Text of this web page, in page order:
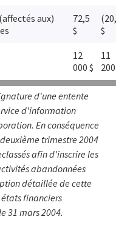
aux)
72,5
$
$
12
000 $
11
d'une entente
d'information
En conséquence
trimestre 2004
afin d'inscrire les
abandonnées
détaillée de cette
financiers
31 mars 2004.